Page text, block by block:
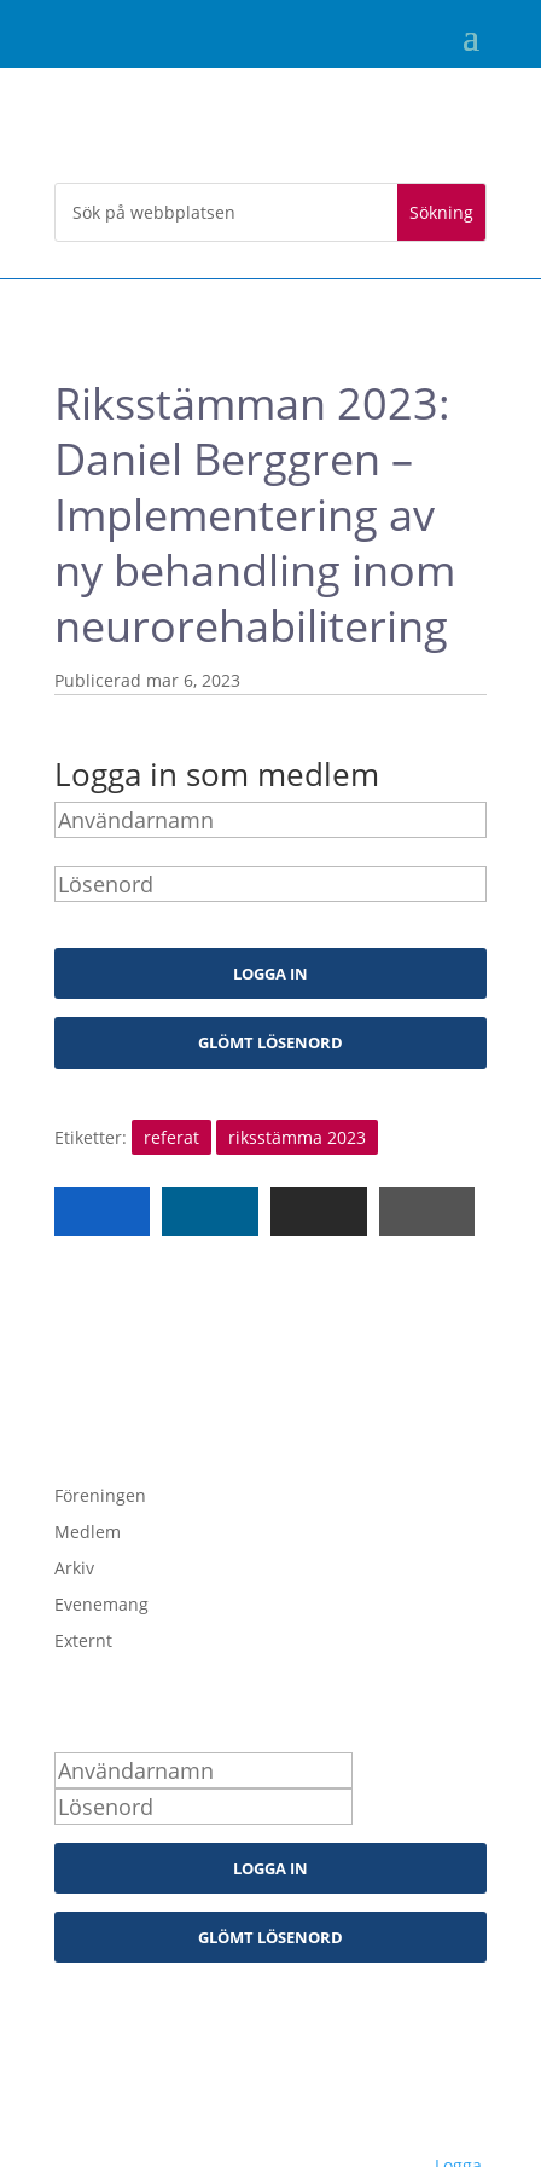
Riksstämman 2023:
Daniel Berggren –
Implementering av
ny behandling inom
neurorehabilitering
mar 6, 2023
Logga in som medlem
Etiketter: referat riksstämma 2023
Föreningen
Medlem
Arkiv
Evenemang
Externt